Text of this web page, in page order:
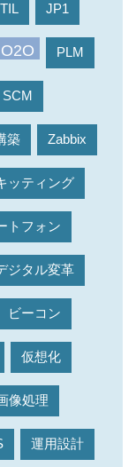
ITIL JP1
O2O PLM
SCM
築 Zabbix
ッティング
トフォン
ジタル変革
ビーコン
仮想化
像処理
運用設計